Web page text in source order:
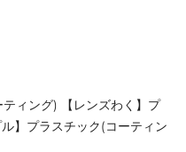
ィング) 【レンズわく】プ
】プラスチック(コーティン